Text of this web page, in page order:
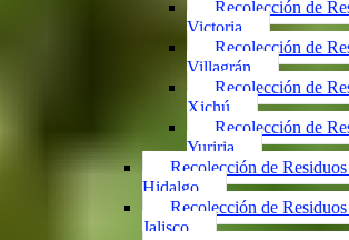
Recolección de
Victoria
Recolección de
Villagrán
Recolección de
Xichú
Recolección de
Yuriria
Recolección de
Hidalgo
Recolección de
Jalisco